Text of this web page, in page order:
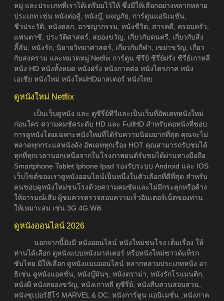
หมู่ และประเภทที่เราได้เตรียมไว้ให้ ซึ่งมีให้เลือกอย่างหลากหลาย
ประเภท เช่น หนังต่อสู้, หนังบู๊, ผจญภัย, การ์ตูนแอนิเมชัน,
ชีวประวัติ, หนังตลก, อาชญากรรม, หนังชีวิต, สารคดี, ครอบครัว,
แฟนตาซี, ประวัติศาสตร์, สยองขวัญ, เกี่ยวกับดนตรี, เกี่ยวกับสิ่ง
ลี้ลับ, หนังรัก, นิยายวิทยาศาสตร์, เกี่ยวกับกีฬา, เขย่าขวัญ, เกี่ยว
กับสงคราม และหมวดหมู่ Netflix การ์ตูน ซีรีย์ ซีรี่ย์ฝรั่ง ซีรี่ย์เกาหลี
หนัง HD หนังทั้งหมด หนังฝรั่ง หนังภาคต่อ หนังไตรภาค หนัง
เอเชีย หนังใหม่ หนังใหม่HDมาสเตอร์ หนังไทย
ดูหนังใหม่ Netflix
เป็นเว็บดูหนัง และ ดูซีรี่ย์ทีวีและเป็นเว็บที่อัพเดทหนังใหม่
ก่อนใคร ความคมชัดระดับ HD และ FullHD สำหรับคอหนังที่ชอบ
การดูหนังโดยเฉพาะหนังใหม่ที่ได้รับความนิยมมากที่สุด คุณจะไม่
พลาดทุกกระแสหนังดัง อัพเดททุกเรื่อง HOT คุณสามารถรับชมได้
ทุกที่ทุกเวลานอกเหนือจากในโรงภาพยนต์รับชมได้ผ่านทางมือถือ
Smartphone Tablet Iphone Ipad รองรับระบบ Android และ IOS
เว็บไซต์ของเราดูหนังออนไลน์เป็นหนึ่งในตัวเลือกที่ดีที่สุด สำหรับ
คนชอบดูหนังใหม่ชนโรงด้วยความคมชัดและไม่มีกระตุกหรือค้าง
ให้อารมณ์เสีย ผู้ชมควรตรวจสอบความเร็วอินเตอร์เน็ตของท่าน
ให้เหมาะสม เช่น 3G 4G Wifi
ดูหนังออนไลน์ 2026
นอกจากนี้ยังมี หนังออนไลน์ หนังใหม่ชนโรง เต็มเรื่อง ให้
ท่านได้เลือก ดูหนังแบบหนังมาสเตอร์ หรือหนังใหม่ซาวด์แท็รก
ซับไทย มีให้เลือก ดูหนังแบบออนไลน์ หลากหลายประเภทหนัง อา
ธิเช่น ดูหนังแอคชั่น, หนังบู๊มันๆ, หนังดราม่า, หนังรักโรแมนติก,
หนังผี หนังสยองขวัญ, หนังเกาหลี ดูซีรี่ย์, หนังสืบสวนสอบสวน,
หนังซุเปอร์ฮีโร่ MARVEL & DC, หนังการ์ตูน แอนิเมชั่น ,หนังภาค